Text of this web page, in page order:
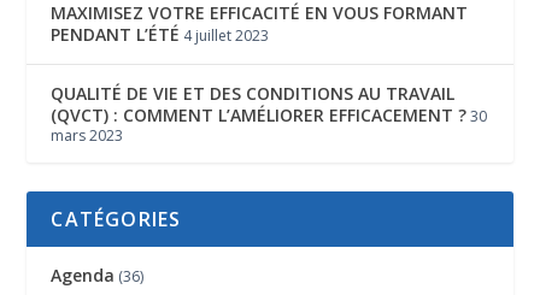
MAXIMISEZ VOTRE EFFICACITÉ EN VOUS FORMANT
PENDANT L’ÉTÉ 4 juillet 2023
QUALITÉ DE VIE ET DES CONDITIONS AU TRAVAIL
(QVCT) : COMMENT L’AMÉLIORER EFFICACEMENT ? 30
mars 2023
CATÉGORIES
Agenda (36)